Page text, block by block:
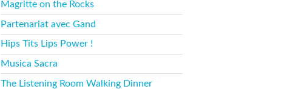
Magritte on the Rocks
Partenariat avec Gand
Hips Tits Lips Power !
Musica Sacra
The Listening Room Walking Dinner